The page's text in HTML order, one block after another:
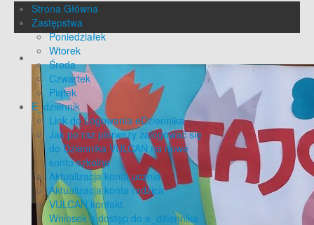
Strona Główna
Zastępstwa
Poniedziałek
Wtorek
Środa
Czwartek
Piątek
E_dziennik
Link do Logowania eDziennika
Jak po raz pierwszy zalogować się
do Dziennika VULCAN na nowe
konto szkolne
Aktualizacja konta ucznia
Aktualizacja konta rodzica
VULCAN kontakt
Wniosek o dostęp do e_dziennika